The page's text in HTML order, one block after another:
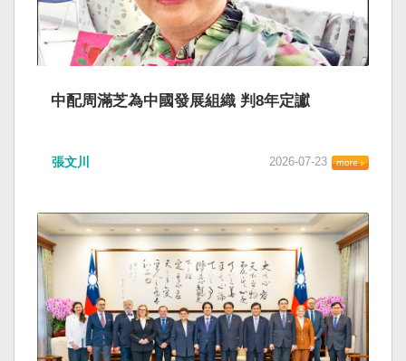
中配周滿芝為中國發展組織 判8年定讞
張文川 2026-07-23